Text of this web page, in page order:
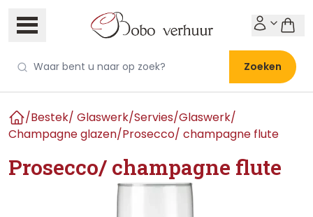
Zoeken
Home
/Bestek/ Glaswerk/Servies/Glaswerk/
Champagne glazen/Prosecco/ champagne flute
Prosecco/ champagne flute